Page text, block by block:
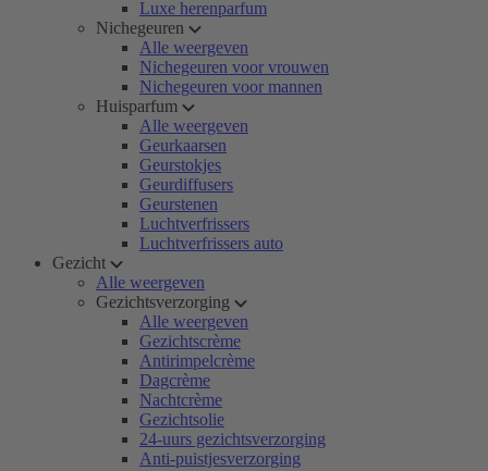
Luxe herenparfum
Nichegeuren
Alle weergeven
Nichegeuren voor vrouwen
Nichegeuren voor mannen
Huisparfum
Alle weergeven
Geurkaarsen
Geurstokjes
Geurdiffusers
Geurstenen
Luchtverfrissers
Luchtverfrissers auto
Gezicht
Alle weergeven
Gezichtsverzorging
Alle weergeven
Gezichtscrème
Antirimpelcrème
Dagcrème
Nachtcrème
Gezichtsolie
24-uurs gezichtsverzorging
Anti-puistjesverzorging